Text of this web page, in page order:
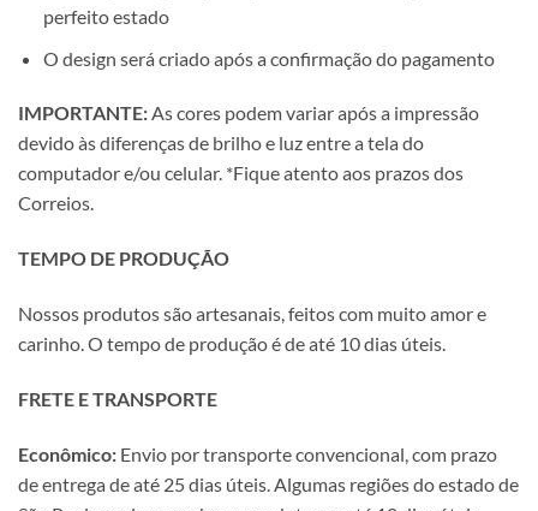
perfeito estado
O design será criado após a confirmação do pagamento
IMPORTANTE:As cores podem variar após a impressão
devido às diferenças de brilho e luz entre a tela do
computador e/ou celular. *Fique atento aos prazos dos
Correios.
TEMPO DE PRODUÇÃO
Nossos produtos são artesanais, feitos com muito amor e
carinho. O tempo de produção é de até 10 dias úteis.
FRETE E TRANSPORTE
Econômico: Envio por transporte convencional, com prazo
de entrega de até 25 dias úteis. Algumas regiões do estado de